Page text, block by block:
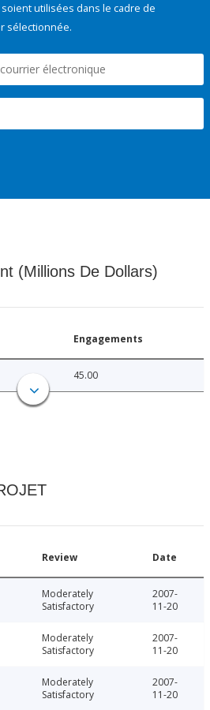
utilisées dans le cadre de
sélectionnée.
(Millions De Dollars)
Engagements
45.00
Review Date
Moderately
Satisfactory
2007-
11-20
Moderately
Satisfactory
2007-
11-20
Moderately
Satisfactory
2007-
11-20